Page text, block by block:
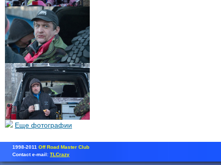
Еще фотографии
1998-2011 Off Road Master Club
Contact e-mail: TLCrazy